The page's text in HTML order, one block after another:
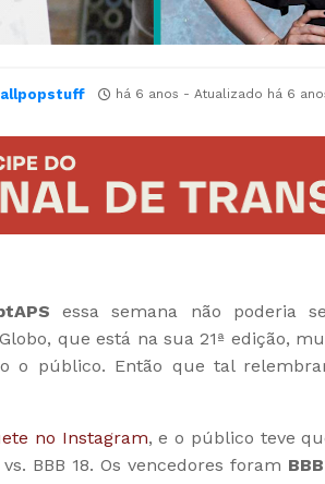
há 6 anos - Atualizado há 6
essa semana não poderia
que está na sua 21ª edição,
o público. Então que tal
no Instagram, e o público teve
vs. BBB 18. Os vencedores foram